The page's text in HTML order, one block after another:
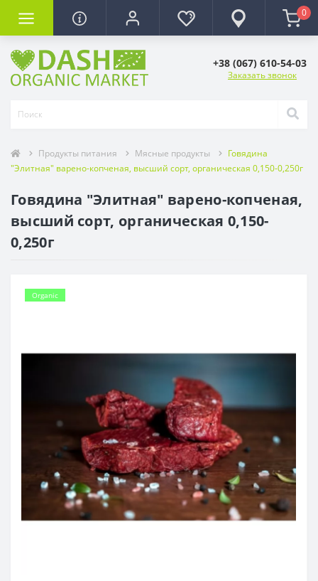
0
+38 (067) 610-54-03
Заказать звонок
Продукты питания Мясные продукты
Говядина
"Элитная" варено-копченая, высший сорт, органическая 0,150-0,250г
Говядина "Элитная" варено-копченая,
высший сорт, органическая 0,150-
0,250г
Organic